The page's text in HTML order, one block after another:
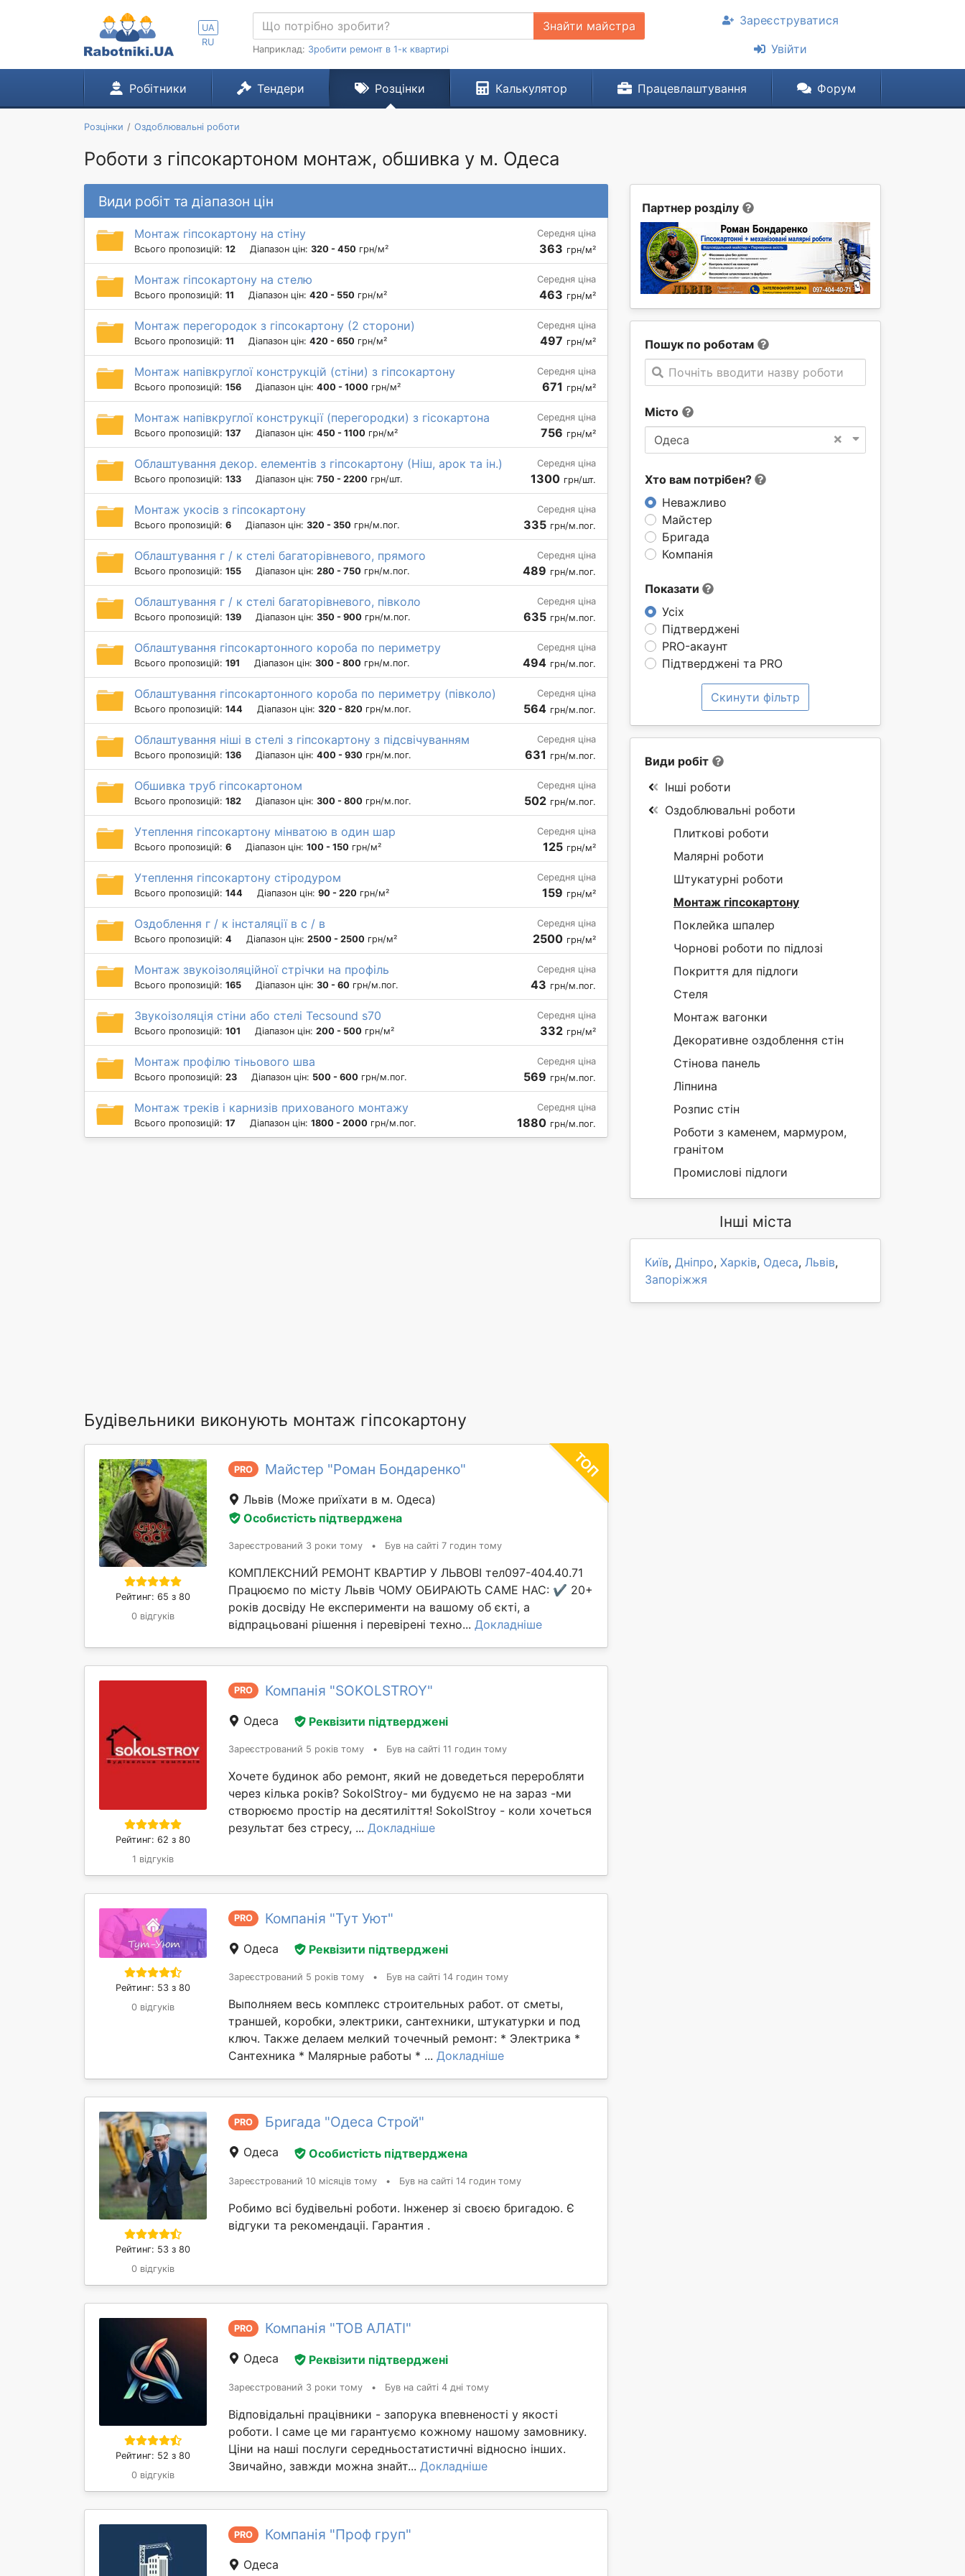
UA
RU
Знайти майстра
Наприклад: Зробити ремонт в 1-к квартирі
Зареєструватися
Увійти
Робітники Тендери Розцінки Калькулятор Працевлаштування Форум
Розцінки Оздоблювальні роботи
Роботи з гіпсокартоном монтаж, обшивка у м. Одеса
Партнер розділу
Пошук по роботам
Почніть вводити назву роботи
Місто
×
Одеса
Хто вам потрібен?
Неважливо
Майстер
Бригада
Компанія
Показати
Усіх
Підтверджені
PRO-акаунт
Підтверджені та PRO
Скинути фільтр
Види робіт та діапазон цін
Монтаж гіпсокартону на стіну
Всього пропозицій: 12 Діапазон цін: 320 - 450 грн/м²
Середня ціна
363 грн/м²
Монтаж гіпсокартону на стелю
Всього пропозицій: 11 Діапазон цін: 420 - 550 грн/м²
Середня ціна
463 грн/м²
Монтаж перегородок з гіпсокартону (2 сторони)
Всього пропозицій: 11 Діапазон цін: 420 - 650 грн/м²
Середня ціна
497 грн/м²
Монтаж напівкруглої конструкцій (стіни) з гіпсокартону
Всього пропозицій: 156 Діапазон цін: 400 - 1000 грн/м²
Середня ціна
671 грн/м²
Монтаж напівкруглої конструкції (перегородки) з гісокартона
Всього пропозицій: 137 Діапазон цін: 450 - 1100 грн/м²
Середня ціна
756 грн/м²
Облаштування декор. елементів з гіпсокартону (Ніш, арок та ін.)
Всього пропозицій: 133 Діапазон цін: 750 - 2200 грн/шт.
Середня ціна
1300 грн/шт.
Монтаж укосів з гіпсокартону
Всього пропозицій: 6 Діапазон цін: 320 - 350 грн/м.пог.
Середня ціна
335 грн/м.пог.
Облаштування г / к стелі багаторівневого, прямого
Всього пропозицій: 155 Діапазон цін: 280 - 750 грн/м.пог.
Середня ціна
489 грн/м.пог.
Облаштування г / к стелі багаторівневого, півколо
Всього пропозицій: 139 Діапазон цін: 350 - 900 грн/м.пог.
Середня ціна
635 грн/м.пог.
Облаштування гіпсокартонного короба по периметру
Всього пропозицій: 191 Діапазон цін: 300 - 800 грн/м.пог.
Середня ціна
494 грн/м.пог.
Облаштування гіпсокартонного короба по периметру (півколо)
Всього пропозицій: 144 Діапазон цін: 320 - 820 грн/м.пог.
Середня ціна
564 грн/м.пог.
Облаштування ніші в стелі з гіпсокартону з підсвічуванням
Всього пропозицій: 136 Діапазон цін: 400 - 930 грн/м.пог.
Середня ціна
631 грн/м.пог.
Обшивка труб гіпсокартоном
Всього пропозицій: 182 Діапазон цін: 300 - 800 грн/м.пог.
Середня ціна
502 грн/м.пог.
Утеплення гіпсокартону мінватою в один шар
Всього пропозицій: 6 Діапазон цін: 100 - 150 грн/м²
Середня ціна
125 грн/м²
Утеплення гіпсокартону стіродуром
Всього пропозицій: 144 Діапазон цін: 90 - 220 грн/м²
Середня ціна
159 грн/м²
Оздоблення г / к інсталяції в с / в
Всього пропозицій: 4 Діапазон цін: 2500 - 2500 грн/м²
Середня ціна
2500 грн/м²
Монтаж звукоізоляційної стрічки на профіль
Всього пропозицій: 165 Діапазон цін: 30 - 60 грн/м.пог.
Середня ціна
43 грн/м.пог.
Звукоізоляція стіни або стелі Tecsound s70
Всього пропозицій: 101 Діапазон цін: 200 - 500 грн/м²
Середня ціна
332 грн/м²
Монтаж профілю тіньового шва
Всього пропозицій: 23 Діапазон цін: 500 - 600 грн/м.пог.
Середня ціна
569 грн/м.пог.
Монтаж треків і карнизів прихованого монтажу
Всього пропозицій: 17 Діапазон цін: 1800 - 2000 грн/м.пог.
Середня ціна
1880 грн/м.пог.
Будівельники виконують монтаж гіпсокартону
Рейтинг: 65 з 80
0 відгуків
PRO Майстер "Роман Бондаренко"
Львів (Може приїхати в м. Одеса)
Особистість підтверджена
Зареєстрований 3 роки тому • Був на сайті 7 годин тому
КОМПЛЕКСНИЙ РЕМОНТ КВАРТИР У ЛЬВОВІ тел097-404.40.71
Працюємо по місту Львів ЧОМУ ОБИРАЮТЬ САМЕ НАС: ✔️ 20+
років досвіду Не експерименти на вашому об єкті, а
відпрацьовані рішення і перевірені техно... Докладніше
Рейтинг: 62 з 80
1 відгуків
PRO Компанія "SOKOLSTROY"
Одеса Реквізити підтверджені
Зареєстрований 5 років тому • Був на сайті 11 годин тому
Хочете будинок або ремонт, який не доведеться переробляти
через кілька років? SokolStroy- ми будуємо не на зараз -ми
створюємо простір на десятиліття! SokolStroy - коли хочеться
результат без стресу, ... Докладніше
Рейтинг: 53 з 80
0 відгуків
PRO Компанія "Тут Уют"
Одеса Реквізити підтверджені
Зареєстрований 5 років тому • Був на сайті 14 годин тому
Выполняем весь комплекс строительных работ. от сметы,
траншей, коробки, электрики, сантехники, штукатурки и под
ключ. Также делаем мелкий точечный ремонт: * Электрика *
Сантехника * Малярные работы * ... Докладніше
Рейтинг: 53 з 80
0 відгуків
PRO Бригада "Одеса Строй"
Одеса Особистість підтверджена
Зареєстрований 10 місяців тому • Був на сайті 14 годин тому
Робимо всі будівельні роботи. Інженер зі своєю бригадою. Є
відгуки та рекомендаціі. Гарантия .
Рейтинг: 52 з 80
0 відгуків
PRO Компанія "ТОВ АЛАТІ"
Одеса Реквізити підтверджені
Зареєстрований 3 роки тому • Був на сайті 4 дні тому
Відповідальні працівники - запорука впевненості у якості
роботи. І саме це ми гарантуємо кожному нашому замовнику.
Ціни на наші послуги середньостатистичні відносно інших.
Звичайно, завжди можна знайт... Докладніше
PRO Компанія "Проф груп"
Одеса
Види робіт
Інші роботи
Оздоблювальні роботи
Плиткові роботи
Малярні роботи
Штукатурні роботи
Монтаж гіпсокартону
Поклейка шпалер
Чорнові роботи по підлозі
Покриття для підлоги
Стеля
Монтаж вагонки
Декоративне оздоблення стін
Стінова панель
Ліпнина
Розпис стін
Роботи з каменем, мармуром,
гранітом
Промислові підлоги
Інші міста
Київ, Дніпро, Харків, Одеса, Львів,
Запоріжжя